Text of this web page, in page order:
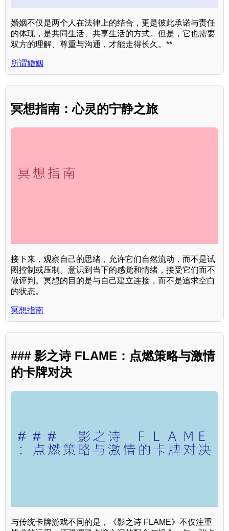
婚姻不仅是两个人在法律上的结合，更是彼此承诺与责任
的体现，是共同生活、共享生活的方式。但是，它也需要
双方的理解、尊重与沟通，才能走得长久。**
所谓婚姻
冥想指南：心灵的宁静之旅
接下来，观察自己的思绪，允许它们自然流动，而不是试
图控制或压制。意识到当下的感觉和情绪，接受它们而不
做评判。冥想的目的是与自己建立连接，而不是追求空白
的状态。
冥想指南
### 影之诗 FLAME：点燃策略与激情
的卡牌对决
与传统卡牌游戏不同的是，《影之诗 FLAME》不仅注重